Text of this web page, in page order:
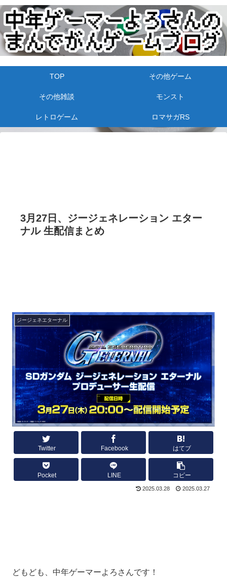
TOP その他ゲーム
その他雑談 モンスト
レトロゲーム ロマサガRS
3月27日、ジージェネレーション エター
ナル 生配信まとめ
ジージェネエターナル
Twitter Facebook はてブ
Pocket LINE コピー
2025.03.28 2025.03.27
どもども、中年ゲーマーよろさんです！